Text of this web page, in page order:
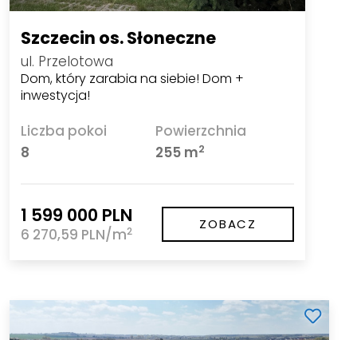
Szczecin os. Słoneczne
ul. Przelotowa
Dom, który zarabia na siebie! Dom +
inwestycja!
Liczba pokoi
8
Powierzchnia
255 m2
1 599 000 PLN
6 270,59 PLN/m2 ZOBACZ